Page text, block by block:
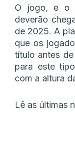
O jogo, e o
deverão
de 2025. A
que os
título antes
para este
com a altura
Lê as últimas